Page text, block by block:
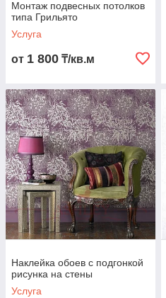
Монтаж подвесных потолков
типа Грильято
Услуга
от 1 800 ₸/кв.м
Наклейка обоев с подгонкой
рисунка на стены
Услуга